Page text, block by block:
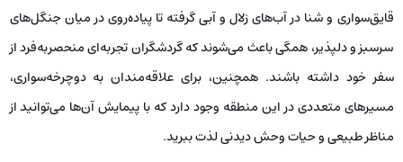
قایق‌سواری و شنا در آب‌های زلال و آبی گرفته تا پیاده‌روی در میان جنگل‌های
سرسبز و دلپذیر، همگی باعث می‌شوند که گردشگران تجربه‌ای منحصربه‌فرد از
سفر خود داشته باشند. همچنین، برای علاقه‌مندان به دوچرخه‌سواری،
مسیرهای متعددی در این منطقه وجود دارد که با پیمایش آن‌ها می‌توانید از
مناظر طبیعی و حیات وحش دیدنی لذت ببرید.